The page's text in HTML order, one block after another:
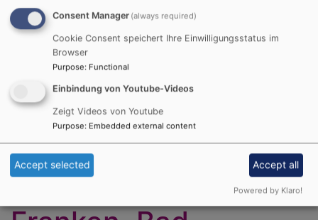
Home Museum Kirche in Franken, Bad Windsheim
Slovenian
German
Museum Kirche in
Consent Manager (always required)
Cookie Consent speichert Ihre Einwilligungsstatus im
Browser
Purpose: Functional
Einbindung von Youtube-Videos
Zeigt Videos von Youtube
Purpose: Embedded external content
Accept selected Accept all
Powered by Klaro!